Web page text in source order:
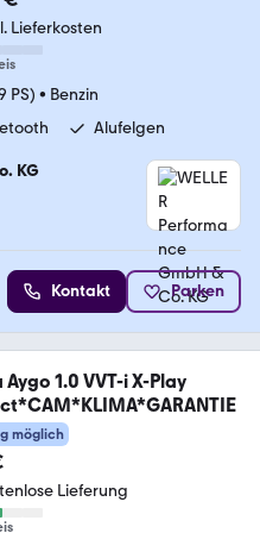
Lieferkosten
PS) • Benzin
Alufelgen
KG
Kontakt Parken
1.0 VVT-i X-Play
möglich
Lieferung